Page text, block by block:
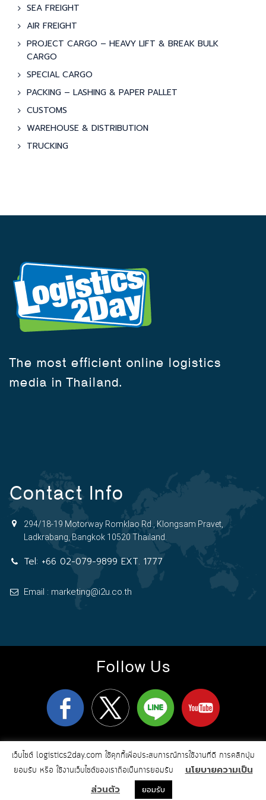
SEA FREIGHT
AIR FREIGHT
PROJECT CARGO – HEAVY LIFT & BREAK BULK
CARGO
SPECIAL CARGO
PACKING – LASHING & PAPER PALLET
CUSTOMS
WAREHOUSE & DISTRIBUTION
TRUCKING
The most efficient online logistics
media in Thailand.
Contact Info
294/18-19 Motorway Romklao Rd., Klongsam Pravet,
Ladkrabang, Bangkok 10520 Thailand.
Tel: +66 02-079-9899 EXT. 1777
Email : marketing@i2u.co.th
Follow Us
Copyright 2026logistics2day.com© All Rights Reserved
Online Marketing & Web Design by i2u
Communication
เว็บไซต์ logistics2day.com ใช้คุกกี้เพื่อประสบการณ์การใช้งานที่ดี การคลิกปุ่ม
ยอมรับ หรือ ใช้งานเว็บไซต์ของเราถือเป็นการยอมรับ
นโยบายความเป็น
ส่วนตัว
ยอมรับ